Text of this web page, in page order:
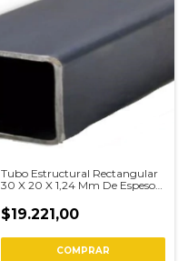
Tubo Estructural Rectangular
30 X 20 X 1,24 Mm De Espesor
$19.221,00
COMPRAR